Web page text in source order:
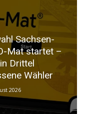
Sachsen-
Mat startet –
Drittel
Wähler
2026